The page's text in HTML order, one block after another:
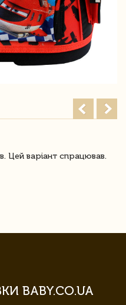
Цей варіант спрацював.
BABY.CO.UA